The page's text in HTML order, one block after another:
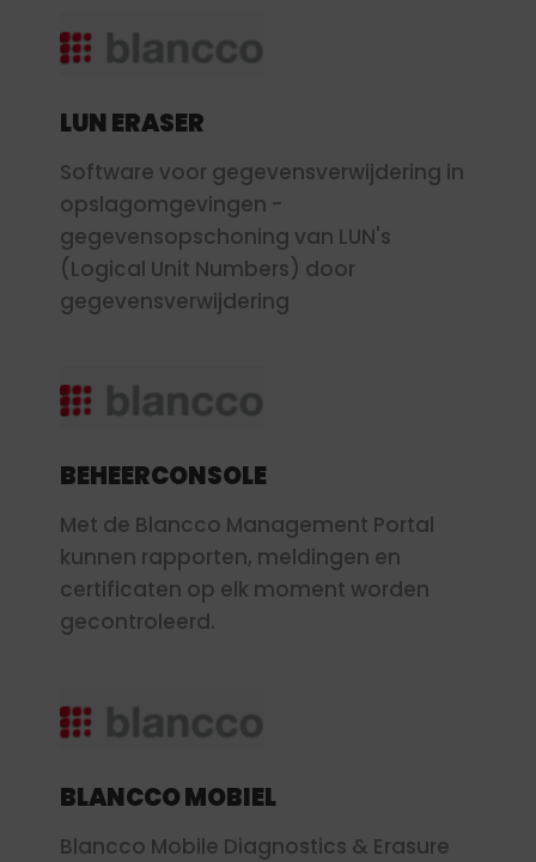
LUN ERASER
Software voor gegevensverwijdering in
opslagomgevingen -
gegevensopschoning van LUN's
(Logical Unit Numbers) door
gegevensverwijdering
BEHEERCONSOLE
Met de Blancco Management Portal
kunnen rapporten, meldingen en
certificaten op elk moment worden
gecontroleerd.
BLANCCO MOBIEL
Blancco Mobile Diagnostics & Erasure